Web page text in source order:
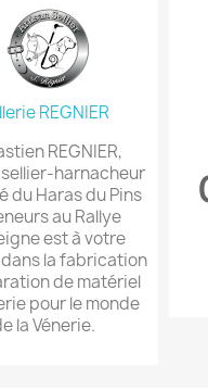
REGNIER
REGNIER,
harnacheur
du Haras du Pins
au Rallye
est à votre
la fabrication
de matériel
pour le monde
la Vénerie.